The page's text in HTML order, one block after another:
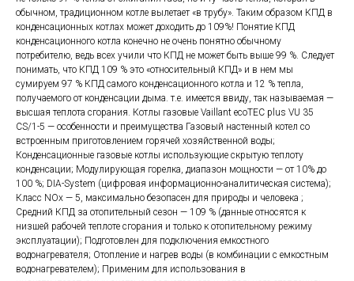
обычном, традиционном котле вылетает «в трубу». Таким образом КПД в
конденсационных котлах может доходить до 109%! Понятие КПД
конденсационного котла конечно не очень понятно обычному
потребителю, ведь всех учили что КПД не может быть выше 99 %. Следует
понимать, что КПД 109 % это «относительный КПД» и в нем мы
сумируем 97 % КПД самого конденсационного котла и 12 % тепла,
получаемого от конденсации дыма. т.е. имеется ввиду, так называемая —
высшая теплота сгорания. Котлы газовые Vaillant ecoTEC plus VU 35
CS/1-5 — особенности и преимущества Газовый настенный котел со
встроенным приготовлением горячей хозяйственной воды;
Конденсационные газовые котлы использующие скрытую теплоту
конденсации; Модулирующая горелка, диапазон мощности — от 10% до
100 %; DIA-System (цифровая информационно-аналитическая система);
Класс NOx — 5, максимально безопасен для природы и человека ;
Средний КПД за отопительный сезон — 109 % (данные относятся к
низшей рабочей теплоте сгорания и только к отопительному режиму
эксплуатации); Подготовлен для подключения емкостного
водонагревателя; Отопление и нагрев воды (в комбинации с емкостным
водонагревателем); Применим для использования в